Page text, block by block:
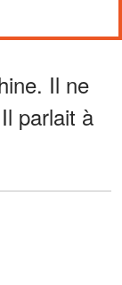
Il ne
parlait à